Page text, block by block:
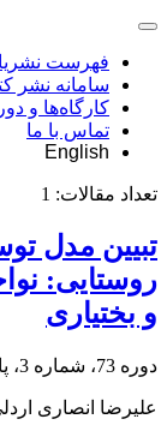
فهرست
سامانه نشر
کارگاه‌ها و
تماس با ما
English
تعداد مقالات: 1
تبیین مدل
روستایی:
و ‌بختیاری
دوره 73، شماره 3، پاییز 1399، صفحه
علیرضا انصاری